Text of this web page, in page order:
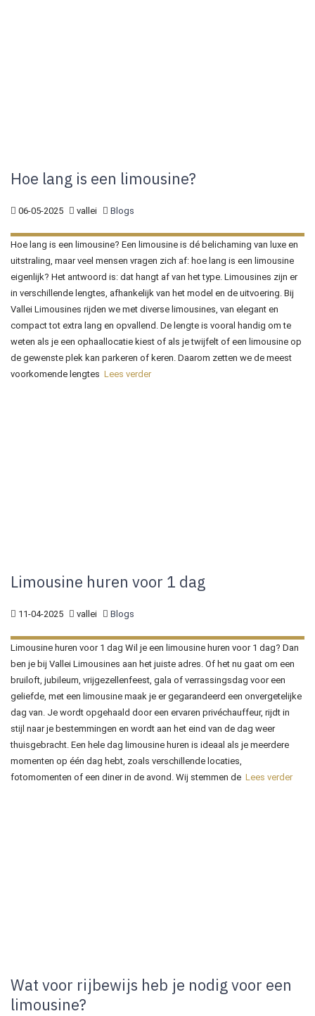
Hoe lang is een limousine?
06-05-2025 vallei Blogs
Hoe lang is een limousine? Een limousine is dé belichaming van luxe en
uitstraling, maar veel mensen vragen zich af: hoe lang is een limousine
eigenlijk? Het antwoord is: dat hangt af van het type. Limousines zijn er
in verschillende lengtes, afhankelijk van het model en de uitvoering. Bij
Vallei Limousines rijden we met diverse limousines, van elegant en
compact tot extra lang en opvallend. De lengte is vooral handig om te
weten als je een ophaallocatie kiest of als je twijfelt of een limousine op
de gewenste plek kan parkeren of keren. Daarom zetten we de meest
voorkomende lengtes Lees verder
Limousine huren voor 1 dag
11-04-2025 vallei Blogs
Limousine huren voor 1 dag Wil je een limousine huren voor 1 dag? Dan
ben je bij Vallei Limousines aan het juiste adres. Of het nu gaat om een
bruiloft, jubileum, vrijgezellenfeest, gala of verrassingsdag voor een
geliefde, met een limousine maak je er gegarandeerd een onvergetelijke
dag van. Je wordt opgehaald door een ervaren privéchauffeur, rijdt in
stijl naar je bestemmingen en wordt aan het eind van de dag weer
thuisgebracht. Een hele dag limousine huren is ideaal als je meerdere
momenten op één dag hebt, zoals verschillende locaties,
fotomomenten of een diner in de avond. Wij stemmen de Lees verder
Wat voor rijbewijs heb je nodig voor een
limousine?